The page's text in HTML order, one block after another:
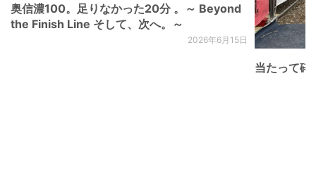
奥信濃100。足りなかった20分 。～ Beyond
the Finish Line そして、次へ。～
2026年6月15日
当たって砕